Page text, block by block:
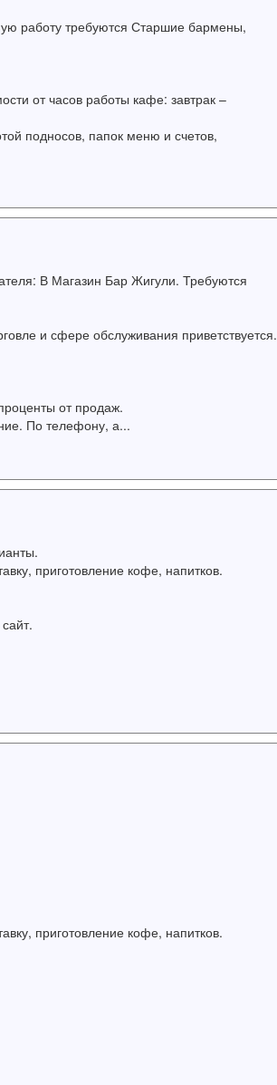
работу требуются Старшие бармены,
от часов работы кафе: завтрак –
подносов, папок меню и счетов,
В Магазин Бар Жигули. Требуются
и сфере обслуживания приветствуется.
от продаж.
По телефону, а...
приготовление кофе, напитков.
приготовление кофе, напитков.